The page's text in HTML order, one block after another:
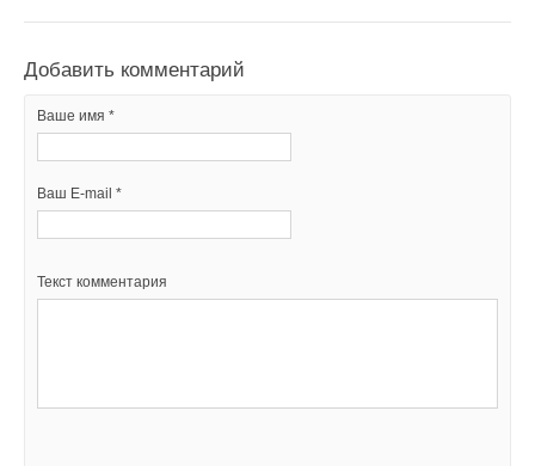
Добавить комментарий
Ваше имя *
Ваш E-mail *
Текст комментария